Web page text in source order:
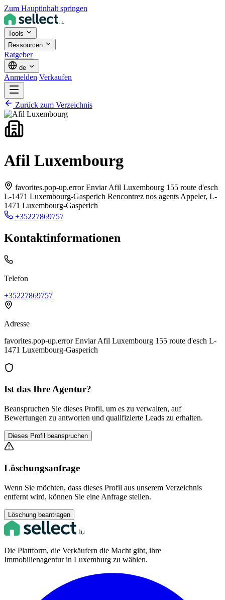
Zum Hauptinhalt springen
Tools
Ressourcen
Ratgeber
de
Anmelden Verkaufen
Zurück zum Verzeichnis
Afil Luxembourg
favorites.pop-up.error Enviar Afil Luxembourg 155 route d'esch
L-1471 Luxembourg-Gasperich Rencontrez nos agents Appeler, L-
1471 Luxembourg-Gasperich
+35227869757
Kontaktinformationen
Telefon
+35227869757
Adresse
favorites.pop-up.error Enviar Afil Luxembourg 155 route d'esch L-
1471 Luxembourg-Gasperich
Ist das Ihre Agentur?
Beanspruchen Sie dieses Profil, um es zu verwalten, auf
Bewertungen zu antworten und qualifizierte Leads zu erhalten.
Dieses Profil beanspruchen
Löschungsanfrage
Wenn Sie möchten, dass dieses Profil aus unserem Verzeichnis
entfernt wird, können Sie eine Anfrage stellen.
Löschung beantragen
Die Plattform, die Verkäufern die Macht gibt, ihre
Immobilienagentur in Luxemburg zu wählen.